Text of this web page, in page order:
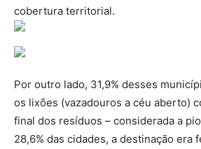
cobertura territorial.
Por outro lado, 31,9% desses
os lixões (vazadouros a céu aberto)
final dos resíduos – considerada a
28,6% das cidades, a destinação era